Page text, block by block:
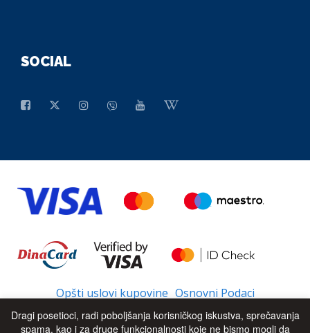
SOCIAL
Opšti uslovi kupovine Osnovni Podaci
Dragi posetioci, radi poboljšanja korisničkog iskustva, sprečavanja
spama, kao i za druge funkcionalnosti koje ne bismo mogli da